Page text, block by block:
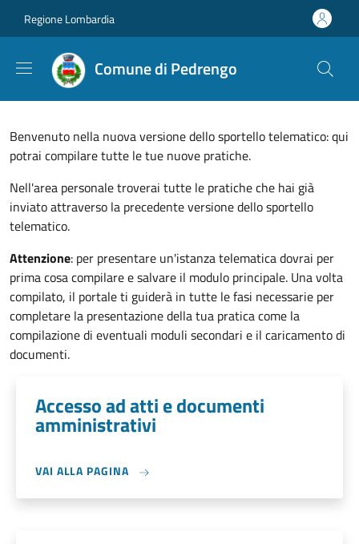
Regione Lombardia
Comune di Pedrengo
Benvenuto nella nuova versione dello sportello telematico: qui
potrai compilare tutte le tue nuove pratiche.
Nell'area personale troverai tutte le pratiche che hai già
inviato attraverso la precedente versione dello sportello
telematico.
Attenzione: per presentare un'istanza telematica dovrai per
prima cosa compilare e salvare il modulo principale. Una volta
compilato, il portale ti guiderà in tutte le fasi necessarie per
completare la presentazione della tua pratica come la
compilazione di eventuali moduli secondari e il caricamento di
documenti.
Accesso ad atti e documenti
amministrativi
VAI ALLA PAGINA